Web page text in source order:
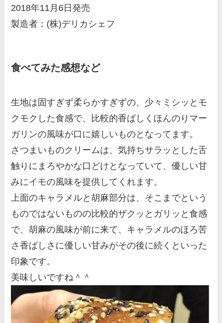
2018年11月6日発売
製造者：(株)デリカシェフ
食べてみた感想など
生地は固すぎず柔らかすぎずの、少々ミシッとモ
クモクした食感で、比較的香ばしくほんのりマー
ガリンの風味が口に嬉しいものとなってます。
さつまいものクリームは、気持ちサラッとした舌
触りにまろやかな口どけとなっていて、優しい甘
みにイモの風味を提供してくれます。
上面のキャラメルと胡麻部分は、そこまでという
ものではないものの比較的ザクッとガリッと食感
で、胡麻の風味が前に来て、キャラメルのほろ苦
さ香ばしさに優しい甘みがその後に続くといった
印象です。
美味しいですね＾＾